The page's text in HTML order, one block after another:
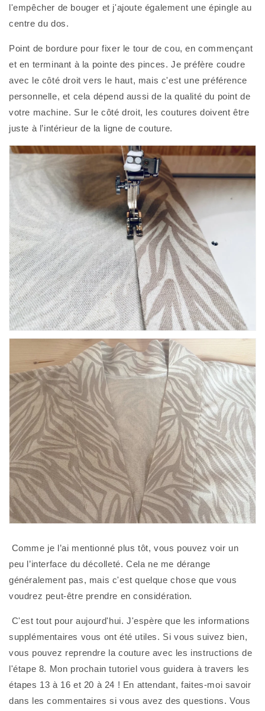
l'empêcher de bouger et j'ajoute également une épingle au
centre du dos.
Point de bordure pour fixer le tour de cou, en commençant
et en terminant à la pointe des pinces. Je préfère coudre
avec le côté droit vers le haut, mais c'est une préférence
personnelle, et cela dépend aussi de la qualité du point de
votre machine. Sur le côté droit, les coutures doivent être
juste à l’intérieur de la ligne de couture.
peu l’interface du décolleté. Cela ne me dérange
généralement pas, mais c'est quelque chose que vous
voudrez peut-être prendre en considération.
supplémentaires vous ont été utiles. Si vous suivez bien,
vous pouvez reprendre la couture avec les instructions de
l'étape 8. Mon prochain tutoriel vous guidera à travers les
étapes 13 à 16 et 20 à 24 ! En attendant, faites-moi savoir
dans les commentaires si vous avez des questions. Vous